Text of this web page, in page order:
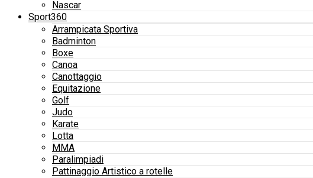
Nascar
Sport360
Arrampicata Sportiva
Badminton
Boxe
Canoa
Canottaggio
Equitazione
Golf
Judo
Karate
Lotta
MMA
Paralimpiadi
Pattinaggio Artistico a rotelle